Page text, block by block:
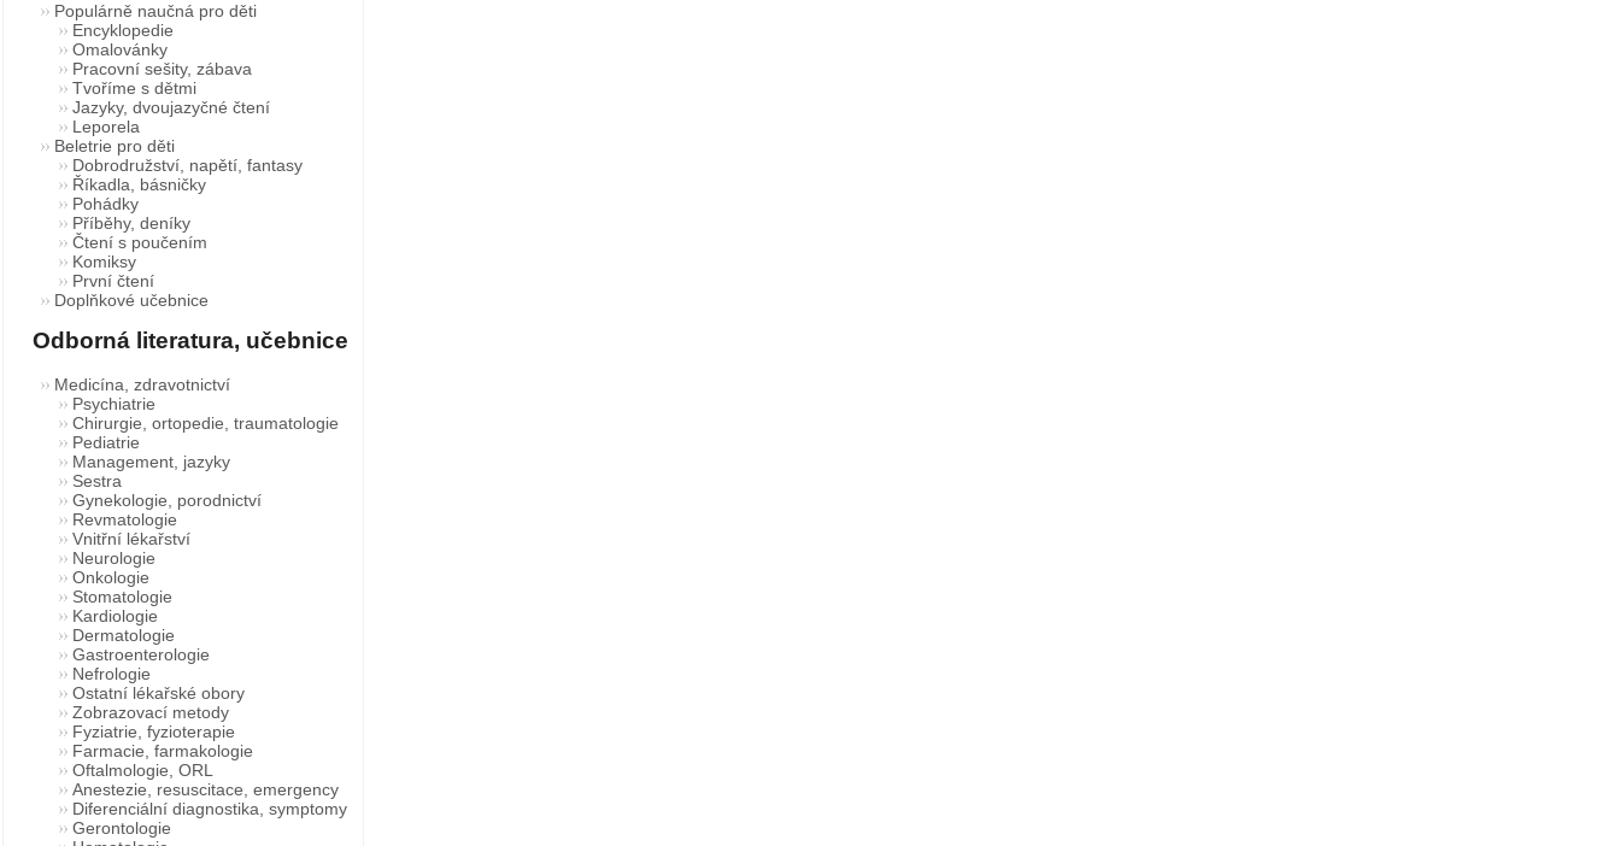
Populárně naučná pro děti
Encyklopedie
Omalovánky
Pracovní sešity, zábava
Tvoříme s dětmi
Jazyky, dvoujazyčné čtení
Leporela
Beletrie pro děti
Dobrodružství, napětí, fantasy
Říkadla, básničky
Pohádky
Příběhy, deníky
Čtení s poučením
Komiksy
První čtení
Doplňkové učebnice
Odborná literatura, učebnice
Medicína, zdravotnictví
Psychiatrie
Chirurgie, ortopedie, traumatologie
Pediatrie
Management, jazyky
Sestra
Gynekologie, porodnictví
Revmatologie
Vnitřní lékařství
Neurologie
Onkologie
Stomatologie
Kardiologie
Dermatologie
Gastroenterologie
Nefrologie
Ostatní lékařské obory
Zobrazovací metody
Fyziatrie, fyzioterapie
Farmacie, farmakologie
Oftalmologie, ORL
Anestezie, resuscitace, emergency
Diferenciální diagnostika, symptomy
Gerontologie